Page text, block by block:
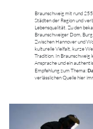
Braunschweig mit rund
Städten der Region und
Lebensqualität. Zu den
Braunschweiger Dom,
Zwischen Hannover und
kulturelle Vielfalt, kurze
Tradition. In
Ansprache und ein
Empfehlung zum Thema:
verlässlichen Quelle hier